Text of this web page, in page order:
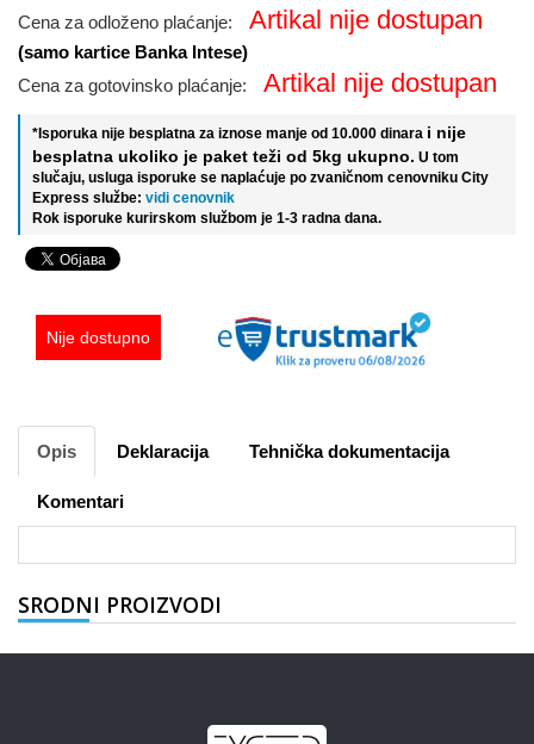
Cena za odloženo plaćanje: Artikal nije dostupan
(samo kartice Banka Intese)
Cena za gotovinsko plaćanje:
Artikal nije dostupan
*Isporuka nije besplatna za iznose manje od 10.000 dinara i nije
besplatna ukoliko je paket teži od 5kg ukupno. U tom
slučaju, usluga isporuke se naplaćuje po zvaničnom cenovniku City
Express službe: vidi cenovnik
Rok isporuke kurirskom službom je 1-3 radna dana.
Nije dostupno
Opis Deklaracija Tehnička dokumentacija
Komentari
SRODNI PROIZVODI